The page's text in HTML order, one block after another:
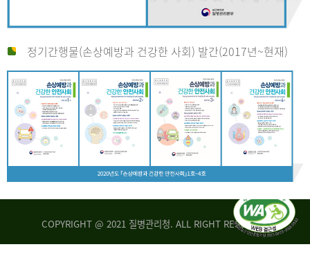
정기간행물(손상예방과 건강한 사회) 발간(2017년~현재)
COPYRIGHT @ 2021 질병관리청. ALL RIGHT RESERVED